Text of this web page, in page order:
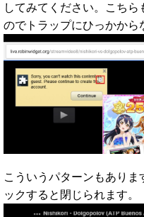
してみてください。こちら
のでトラップにひっかから
こういうパターンもありま
ックすると閉じられます。